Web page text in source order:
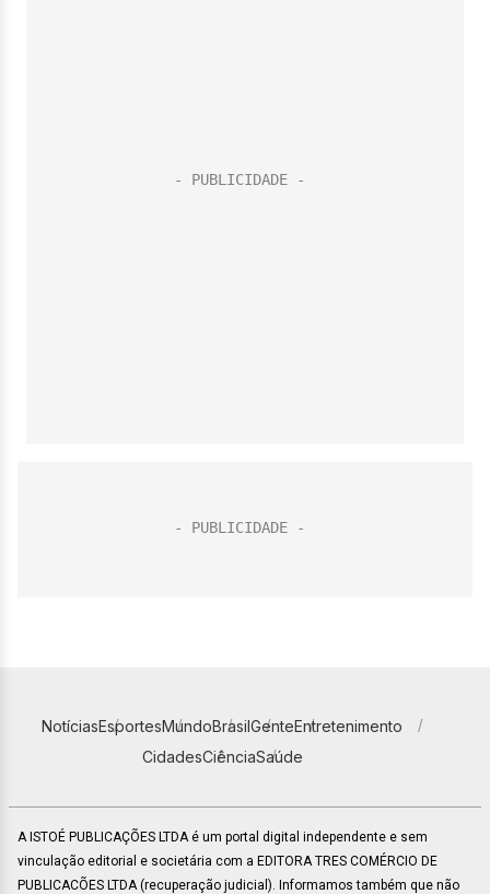
NotíciasEsportesMundoBrasilGenteEntretenimento
CidadesCiênciaSaúde
A ISTOÉ PUBLICAÇÕES LTDA é um portal digital independente e sem
vinculação editorial e societária com a EDITORA TRES COMÉRCIO DE
PUBLICACÕES LTDA (recuperação judicial). Informamos também que não